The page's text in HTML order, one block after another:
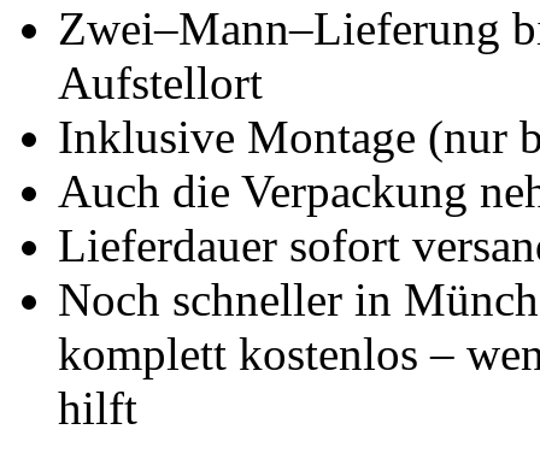
Zwei–Mann–Lieferung
Aufstellort
Inklusive Montage (nur
Auch die Verpackung
Lieferdauer sofort
Noch schneller in
komplett kostenlos –
hilft